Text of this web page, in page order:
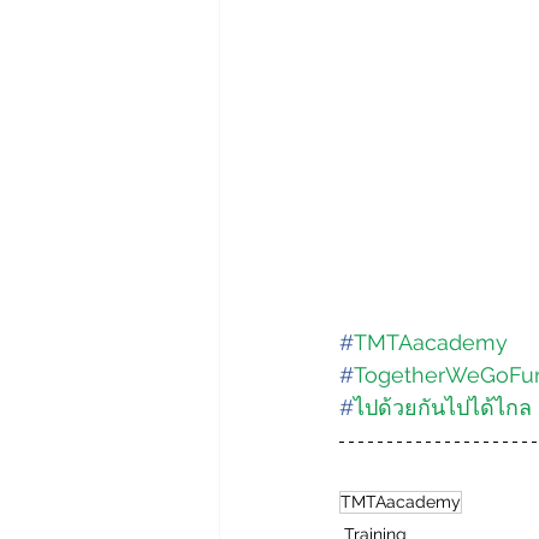
#TMTAacademy
#
#ไปด้วยกันไปได้ไกล
TMTAacademy
Training